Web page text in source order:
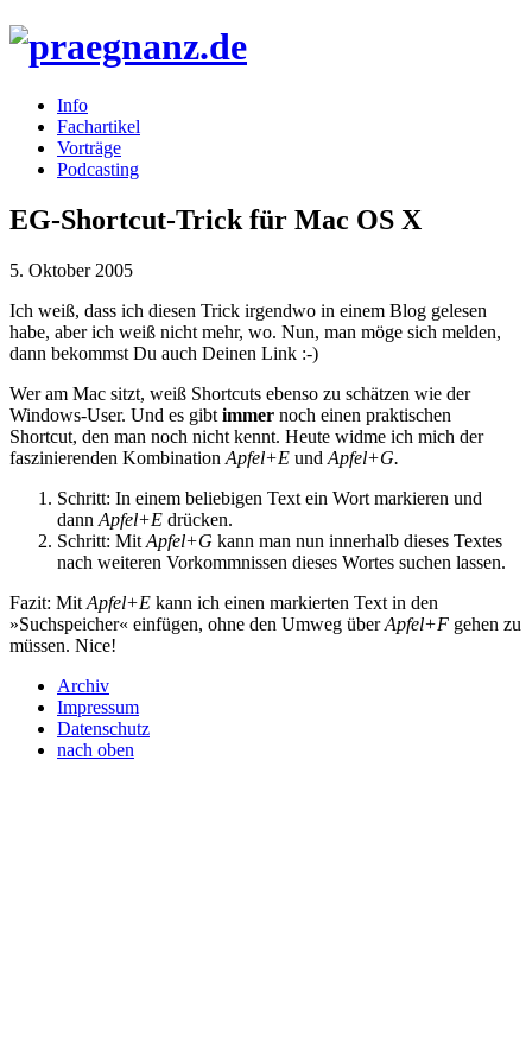
Info
Fachartikel
Vorträge
Podcasting
EG-Shortcut-Trick für Mac OS X
5. Oktober 2005
Ich weiß, dass ich diesen Trick irgendwo in einem Blog gelesen
habe, aber ich weiß nicht mehr, wo. Nun, man möge sich melden,
dann bekommst Du auch Deinen Link :-)
Wer am Mac sitzt, weiß Shortcuts ebenso zu schätzen wie der
Windows-User. Und es gibt immer noch einen praktischen
Shortcut, den man noch nicht kennt. Heute widme ich mich der
faszinierenden Kombination Apfel+E und Apfel+G.
Schritt: In einem beliebigen Text ein Wort markieren und
dann Apfel+E drücken.
Schritt: Mit Apfel+G kann man nun innerhalb dieses Textes
nach weiteren Vorkommnissen dieses Wortes suchen lassen.
Fazit: Mit Apfel+E kann ich einen markierten Text in den
»Suchspeicher« einfügen, ohne den Umweg überApfel+F gehen zu
müssen. Nice!
Archiv
Impressum
Datenschutz
nach oben